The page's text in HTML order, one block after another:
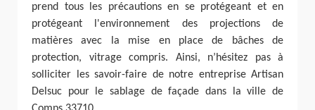
prend tous les précautions en se protégeant et en
protégeant l'environnement des projections de
matières avec la mise en place de bâches de
protection, vitrage compris. Ainsi, n’hésitez pas à
solliciter les savoir-faire de notre entreprise Artisan
Delsuc pour le sablage de façade dans la ville de